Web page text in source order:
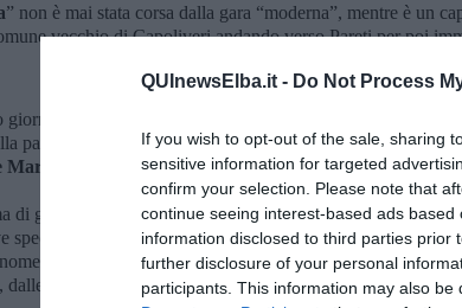
QUInewsElba.it - Do Not Process
If you wish to opt-out of the sale, sharing
sensitive information for targeted
confirm your selection. Please note that
continue seeing interest-based ads
information disclosed to third parties
further disclosure of your personal
participants. This information may also
” non è mai stata corsa dalla gara “moderna”, mentre è un
vecchio di Capoliveri andando verso Pareti per poi
giorno la gara andrà nell’altro versante, quello occidentale: la
parte finale, una versione che non veniva proposta da
Mari” e la “Due Colli” avranno il loro sviluppo classico.
di gara prevede la partenza da Portoferraio alle ore 17 del
speciali e termine di giornata dalle ore 23,10. L’indomani,
uscita dal riordinamento notturno dalle ore 9,30 ed
ore 15,30.